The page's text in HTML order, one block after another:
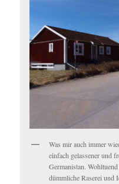
Was mir auch immer
einfach gelassener und
Germanistan.
dümmliche Raserei und